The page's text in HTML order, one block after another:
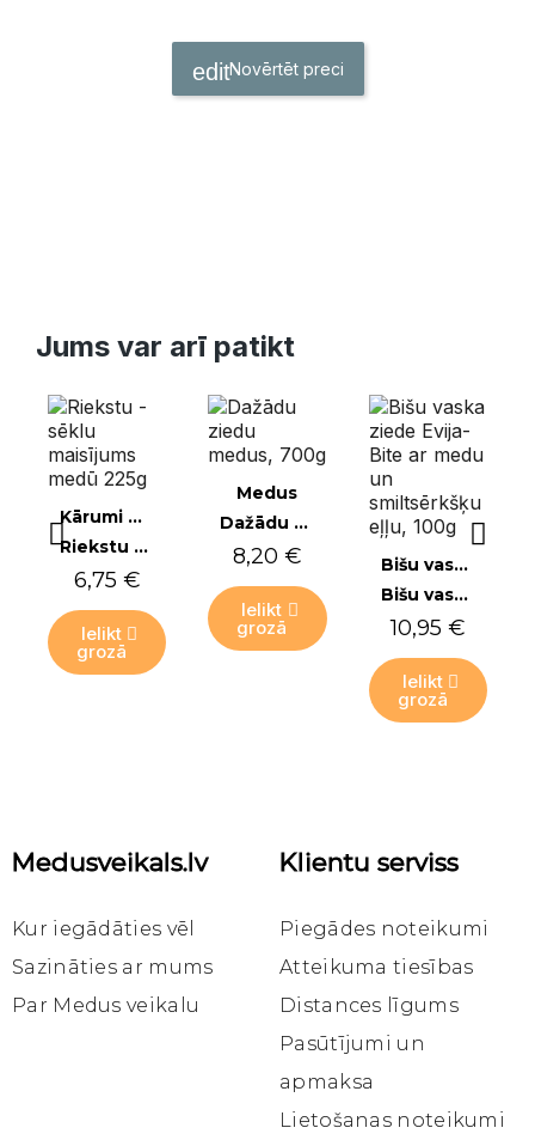
Novērtēt preci
Jums var arī patikt
Ātrais skats
Kārumi medū
Riekstu - sēklu maisījums medū 225g
6,75 €
Ielikt
grozā
Ātrais skats
Medus
Dažādu ziedu medus, 700g
8,20 €
Ielikt
grozā
Ātrais skats
Bišu vaska ziedes
Bišu vaska ziede Evija-Bite ar medu un smiltsērkšķu eļļu, 100g
10,95 €
Ielikt
grozā
Sveču liešanas silikona forma F043 Lācis ar medus podu
16,30 €
Ielikt
Sveču liešanas silikona forma F017 mazā šūna ar biti
18,20 €
Ielikt
Sveču liešanas silikona forma FS51 šūna cilindrs
34,90 €
Ielikt
Medusveikals.lv
Kur iegādāties vēl
Sazināties ar mums
Par Medus veikalu
Klientu serviss
Piegādes noteikumi
Atteikuma tiesības
Distances līgums
Pasūtījumi un
apmaksa
Lietošanas noteikumi